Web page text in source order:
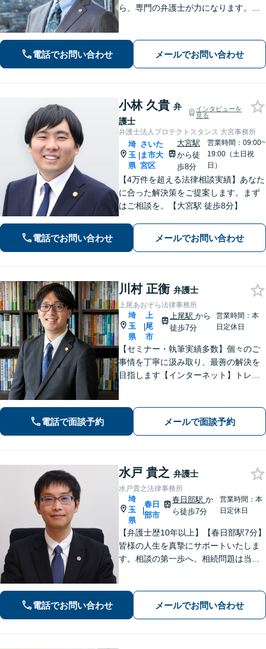
ら、専門の弁護士が力になります。電
ださい。まずは一歩を踏み出しましょ
電話でお問い合わせ メールでお問い合わせ
小林 久貴 弁
護士
インタビューを
見る
弁護士法人プロテクトスタンス 大宮事務所
埼
玉
県
|
さいた
ま市大
宮区
大宮駅
から徒
歩8分
営業時間：09:00~
19:00（土日祝
日）
【4万件を超える法律相談実績】あなた
に合った解決策をご提案します。まず
はご相談を。【大宮駅 徒歩8分】
電話でお問い合わせ メールでお問い合わせ
川村 正衡 弁護士
上尾あおぞら法律事務所
埼
玉
県
|
上
尾
市
上尾駅から
徒歩7分
営業時間：本
日定休日
【セミナー・執筆実績多数】個々のご
事情を丁寧に汲み取り、最善の解決を
目指します【インターネット】トレン
題】検討段階、協議から訴訟まで。あ
らゆるフェーズに対応【上尾駅7分】
電話で面談予約 メールで面談予約
水戸 貴之 弁護士
水戸貴之法律事務所
埼
玉
県
|
春日
部市
春日部駅か
ら徒歩7分
営業時間：本
日定休日
【弁護士歴10年以上】【春日部駅7分】
皆様の人生を真摯にサポートいたしま
す。相談の第一歩へ。相続問題は当事
の取り扱い経験があります。【当日・
土日祝日・夜間・応相談対応可能】
電話でお問い合わせ メールでお問い合わせ